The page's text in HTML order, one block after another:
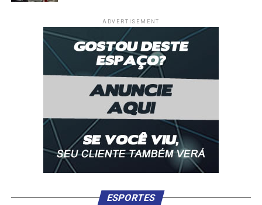
ADVERTISEMENT
ESPORTES